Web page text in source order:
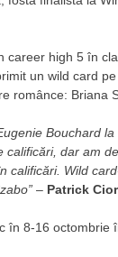
career high 5 în
un wild card
românce: Briana
Bouchard
calificări, dar am
calificări. Wild
– Patrick
în 8-16 octombrie